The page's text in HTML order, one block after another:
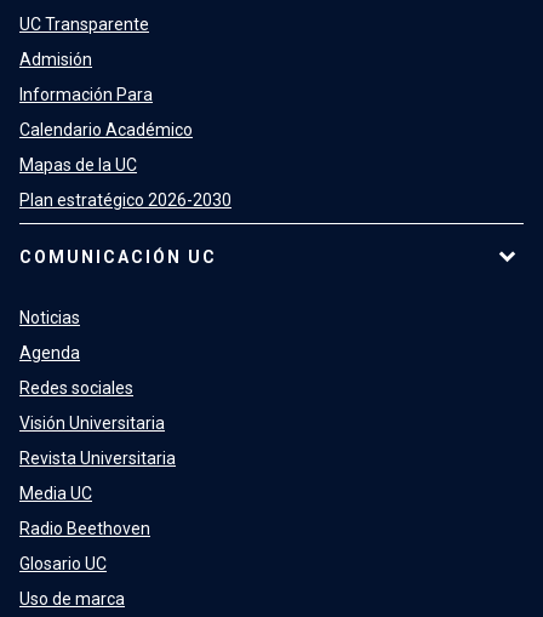
UC Transparente
Admisión
Información Para
Calendario Académico
Mapas de la UC
Plan estratégico 2026-2030
COMUNICACIÓN UC
Noticias
Agenda
Redes sociales
Visión Universitaria
Revista Universitaria
Media UC
Radio Beethoven
Glosario UC
Uso de marca